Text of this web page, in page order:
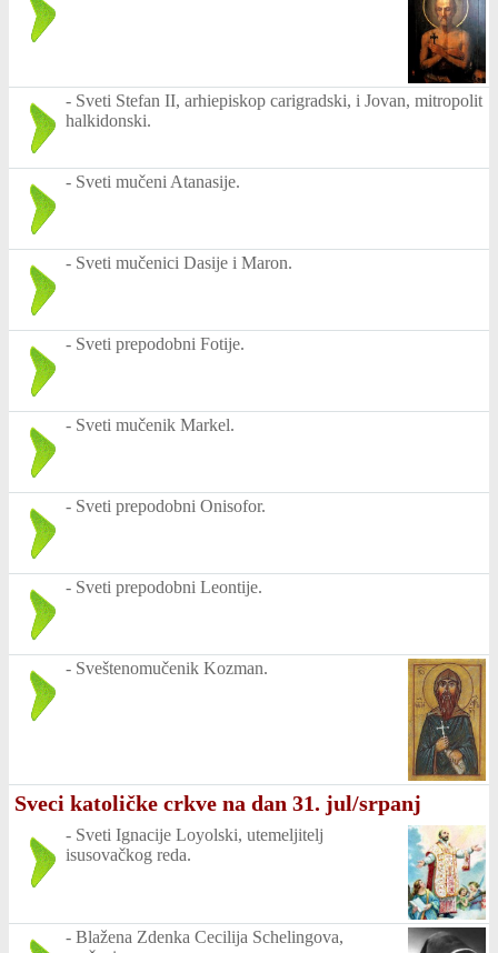
- Sveti Stefan II, arhiepiskop carigradski, i Jovan, mitropolit
halkidonski.
- Sveti mučeni Atanasije.
- Sveti mučenici Dasije i Maron.
- Sveti prepodobni Fotije.
- Sveti mučenik Markel.
- Sveti prepodobni Onisofor.
- Sveti prepodobni Leontije.
- Sveštenomučenik Kozman.
Sveci katoličke crkve na dan 31. jul/srpanj
- Sveti Ignacije Loyolski, utemeljitelj
isusovačkog reda.
- Blažena Zdenka Cecilija Schelingova,